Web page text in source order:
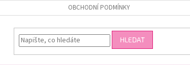
OBCHODNÍ PODMÍNKY
HLEDAT